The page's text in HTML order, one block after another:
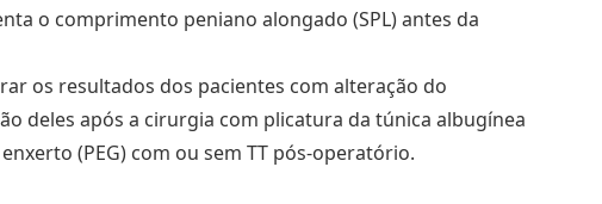
o comprimento peniano alongado (SPL) antes da
os resultados dos pacientes com alteração do
deles após a cirurgia com plicatura da túnica albugínea
(PEG) com ou sem TT pós-operatório.